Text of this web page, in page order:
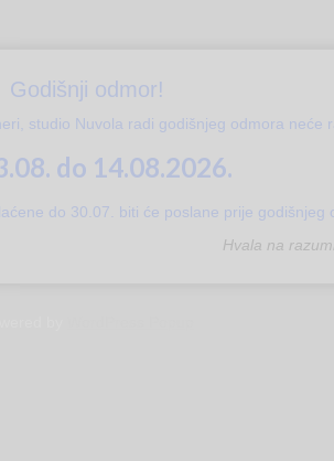
Godišnji odmor!
studio Nuvola radi godišnjeg odmora neće
do 14.08.2026.
do 30.07. biti će poslane prije godišnjeg
Hvala na